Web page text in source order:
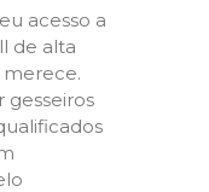
acesso a
de alta
gesseiros